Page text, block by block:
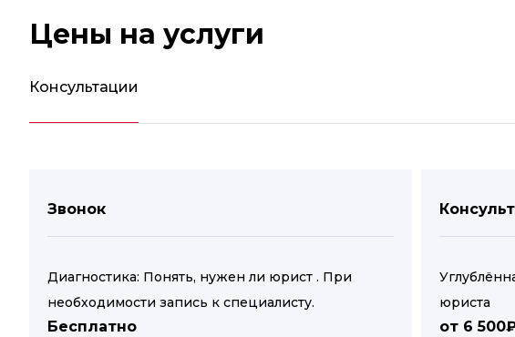
Цены на услуги
Консультации
Звонок
Диагностика: Понять, нужен ли юрист . При
необходимости запись к специалисту.
Бесплатно
юриста
от 6